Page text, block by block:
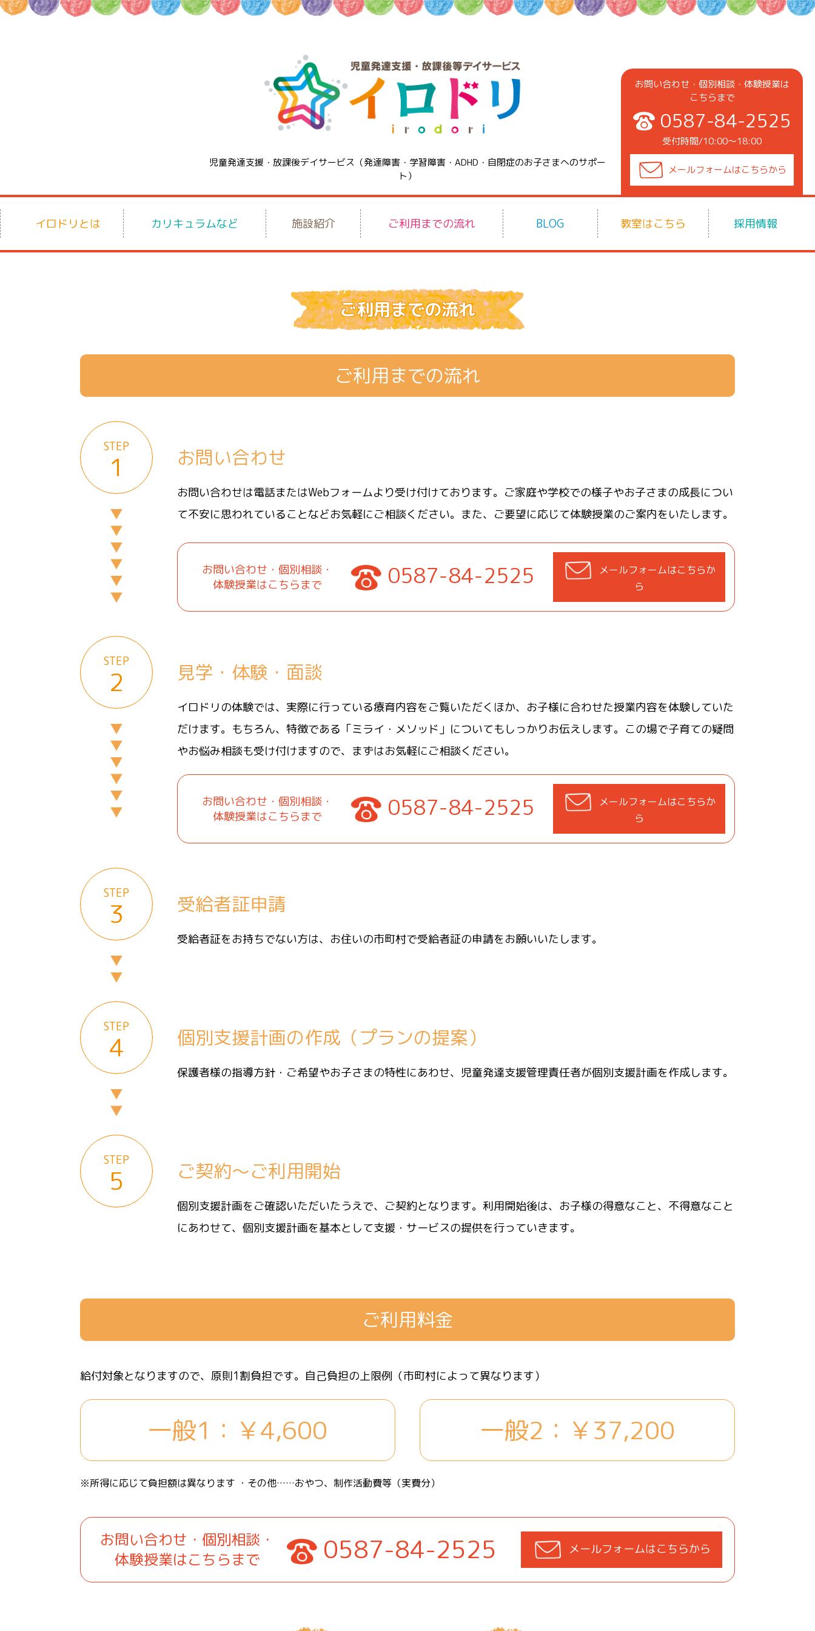
児童発達支援・放課後デイサービス （発達障害・学習障害・ADHD・自閉症のお子さまへのサポー
ト）
お問い合わせ・個別相談・体験授業は
こちらまで
0587-84-2525
受付時間/10:00〜18:00
メールフォームはこちらから
イロドリとは カリキュラムなど 施設紹介 ご利用までの流れ BLOG 教室はこちら 採用情報
ご利用までの流れ
ご利用までの流れ
STEP
1 お問い合わせ
お問い合わせは電話またはWebフォームより受け付けております。ご家庭や学校での様子やお子さまの成長につい
て不安に思われていることなどお気軽にご相談ください。また、ご要望に応じて体験授業のご案内をいたします。
お問い合わせ・個別相談・
体験授業はこちらまで
0587-84-2525
メールフォームはこちらか
ら
STEP
2 見学・体験・面談
イロドリの体験では、実際に行っている療育内容をご覧いただくほか、お子様に合わせた授業内容を体験していた
だけます。もちろん、特徴である「ミライ・メソッド」についてもしっかりお伝えします。この場で子育ての疑問
やお悩み相談も受け付けますので、まずはお気軽にご相談ください。
お問い合わせ・個別相談・
体験授業はこちらまで
0587-84-2525
メールフォームはこちらか
ら
STEP
3 受給者証申請
受給者証をお持ちでない方は、お住いの市町村で受給者証の申請をお願いいたします。
STEP
4 個別支援計画の作成（プランの提案）
保護者様の指導方針・ご希望やお子さまの特性にあわせ、児童発達支援管理責任者が個別支援計画を作成します。
STEP
5 ご契約～ご利用開始
個別支援計画をご確認いただいたうえで、ご契約となります。利用開始後は、お子様の得意なこと、不得意なこと
にあわせて、個別支援計画を基本として支援・サービスの提供を行っていきます。
ご利用料金
給付対象となりますので、原則1割負担です。自己負担の上限例（市町村によって異なります）
一般1：￥4,600 一般2：￥37,200
※所得に応じて負担額は異なります ・その他……おやつ、制作活動費等（実費分）
お問い合わせ・個別相談・
体験授業はこちらまで
0587-84-2525 メールフォームはこちらから